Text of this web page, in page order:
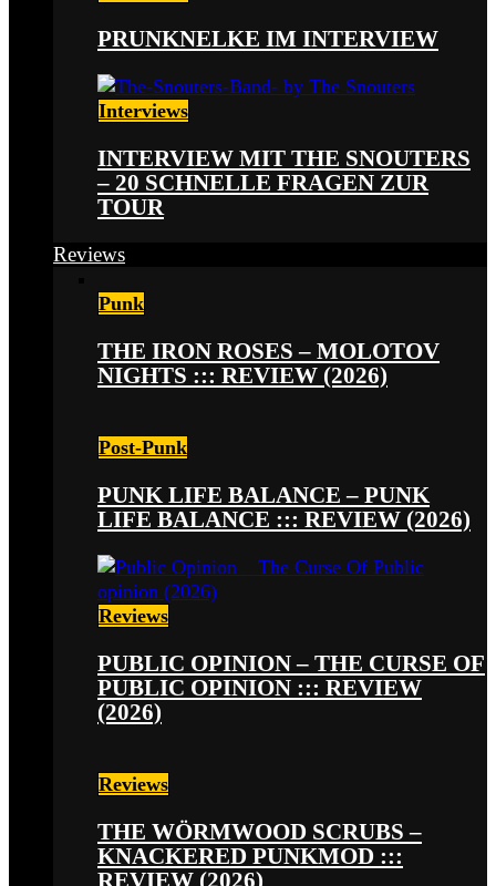
PRUNKNELKE IM INTERVIEW
Interviews
INTERVIEW MIT THE SNOUTERS
– 20 SCHNELLE FRAGEN ZUR
TOUR
Reviews
Punk
THE IRON ROSES – MOLOTOV
NIGHTS ::: REVIEW (2026)
Post-Punk
PUNK LIFE BALANCE – PUNK
LIFE BALANCE ::: REVIEW (2026)
Reviews
PUBLIC OPINION – THE CURSE OF
PUBLIC OPINION ::: REVIEW
(2026)
Reviews
THE WÖRMWOOD SCRUBS –
KNACKERED PUNKMOD :::
REVIEW (2026)